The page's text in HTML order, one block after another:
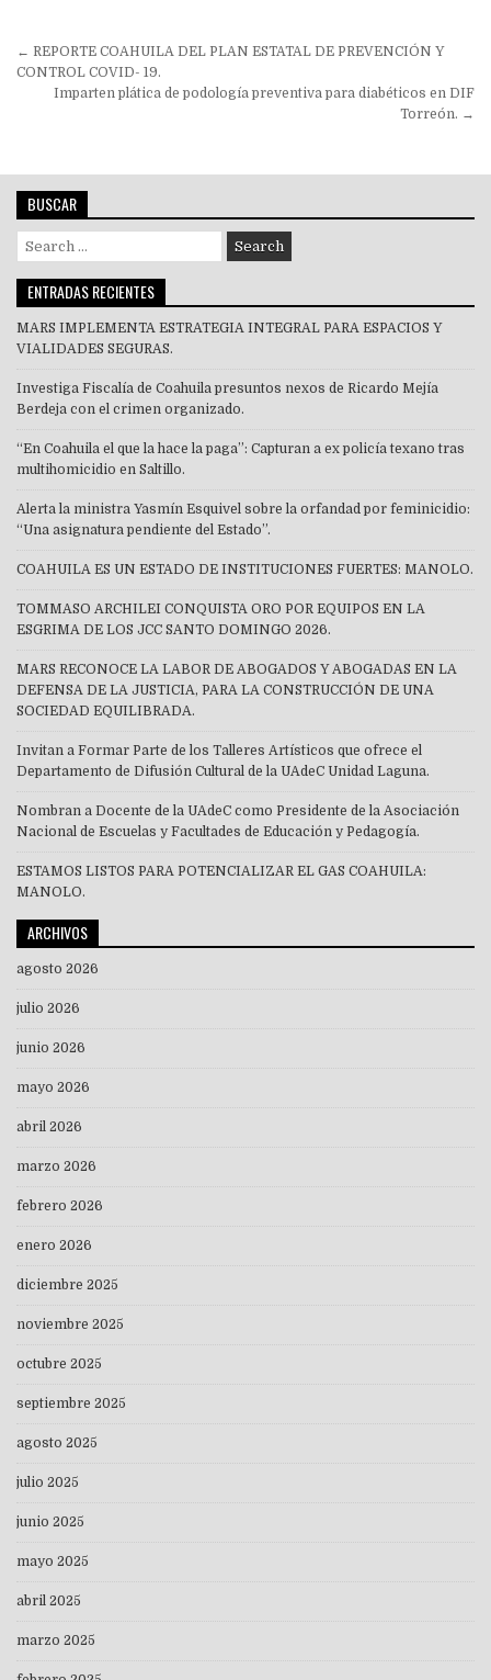
Navegación
de
entradas
← REPORTE COAHUILA DEL PLAN ESTATAL DE PREVENCIÓN Y
CONTROL COVID- 19.
Imparten plática de podología preventiva para diabéticos en DIF
Torreón. →
BUSCAR
Search
for:
ENTRADAS RECIENTES
MARS IMPLEMENTA ESTRATEGIA INTEGRAL PARA ESPACIOS Y
VIALIDADES SEGURAS.
Investiga Fiscalía de Coahuila presuntos nexos de Ricardo Mejía
Berdeja con el crimen organizado.
“En Coahuila el que la hace la paga”: Capturan a ex policía texano tras
multihomicidio en Saltillo.
Alerta la ministra Yasmín Esquivel sobre la orfandad por feminicidio:
“Una asignatura pendiente del Estado”.
COAHUILA ES UN ESTADO DE INSTITUCIONES FUERTES: MANOLO.
TOMMASO ARCHILEI CONQUISTA ORO POR EQUIPOS EN LA
ESGRIMA DE LOS JCC SANTO DOMINGO 2026.
MARS RECONOCE LA LABOR DE ABOGADOS Y ABOGADAS EN LA
DEFENSA DE LA JUSTICIA, PARA LA CONSTRUCCIÓN DE UNA
SOCIEDAD EQUILIBRADA.
Invitan a Formar Parte de los Talleres Artísticos que ofrece el
Departamento de Difusión Cultural de la UAdeC Unidad Laguna.
Nombran a Docente de la UAdeC como Presidente de la Asociación
Nacional de Escuelas y Facultades de Educación y Pedagogía.
ESTAMOS LISTOS PARA POTENCIALIZAR EL GAS COAHUILA:
MANOLO.
ARCHIVOS
agosto 2026
julio 2026
junio 2026
mayo 2026
abril 2026
marzo 2026
febrero 2026
enero 2026
diciembre 2025
noviembre 2025
octubre 2025
septiembre 2025
agosto 2025
julio 2025
junio 2025
mayo 2025
abril 2025
marzo 2025